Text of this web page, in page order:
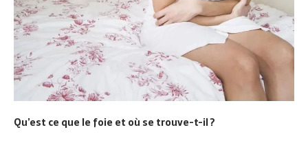
Qu’est ce que le foie et où se trouve-t-il ?